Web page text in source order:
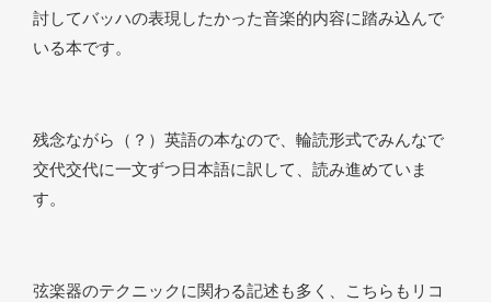
討してバッハの表現したかった音楽的内容に踏み込んで
いる本です。
残念ながら（？）英語の本なので、輪読形式でみんなで
交代交代に一文ずつ日本語に訳して、読み進めていま
す。
弦楽器のテクニックに関わる記述も多く、こちらもリコ